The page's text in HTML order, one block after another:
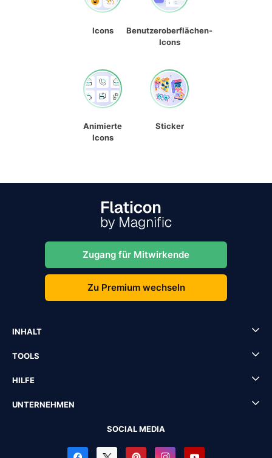
Icons
Benutzeroberflächen-
Icons
Animierte
Icons
Sticker
Zugang für Mitwirkende
Zu Premium wechseln
INHALT
TOOLS
HILFE
UNTERNEHMEN
SOCIAL MEDIA